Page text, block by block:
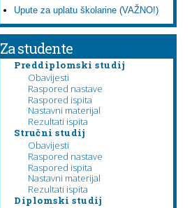
Upute za uplatu školarine (VAŽNO!)
Za studente
Preddiplomski studij
Obavijesti
Raspored nastave
Raspored ispita
Nastavni materijal
Rezultati ispita
Stručni studij
Obavijesti
Raspored nastave
Raspored ispita
Nastavni materijal
Rezultati ispita
Diplomski studij